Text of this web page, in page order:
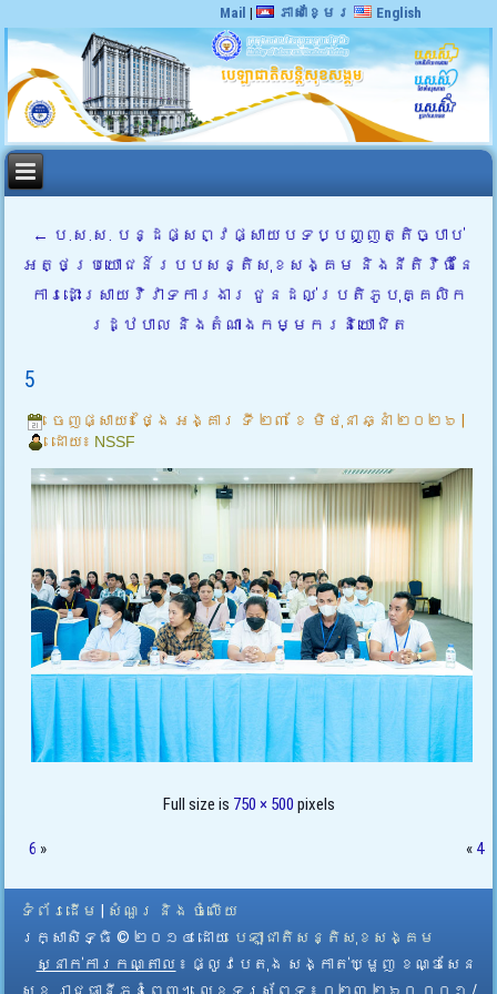
Mail | ភាសាខ្មែរ English
← ប.ស.ស. បន្ដផ្សព្វផ្សាយបទប្បញ្ញត្តិច្បាប់
អត្ថប្រយោជន៍របបសន្តិសុខសង្គម និងនីតិវិធីនៃ
ការដោះស្រាយវិវាទការងារ ជូនដល់ប្រតិភូបុគ្គលិក
រដ្ឋបាល និងតំណាងកម្មករនិយោជិត
5
ចេញផ្សាយ៖ ថ្ងៃ អង្គារ ទី ២៣ ខែ មិថុនា ឆ្នាំ ២០២៦
ដោយ៖ NSSF
Full size is 750 × 500 pixels
6 » « 4
ទំព័រដើម
សំណួរ និង ចំលើយ
រក្សាសិទ្ធិ © ២០១៤ ដោយ​ បេឡាជាតិសន្តិសុខសង្គម
ស្នាក់ការកណ្តាល ៖ ផ្លូវបេតុង សង្កាត់ឃ្មួញ ខណ្ឌសែន
សុខ រាជធានីភ្នំពេញ។ លេខទូរស័ព្ទ ៖ ០២៣ ២៦០ ០០១ /